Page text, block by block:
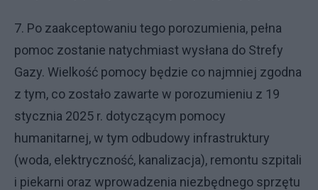
7. Po zaakceptowaniu tego porozumienia, pełna
pomoc zostanie natychmiast wysłana do Strefy
Gazy. Wielkość pomocy będzie co najmniej zgodna
z tym, co zostało zawarte w porozumieniu z 19
stycznia 2025 r. dotyczącym pomocy
humanitarnej, w tym odbudowy infrastruktury
(woda, elektryczność, kanalizacja), remontu szpitali
i piekarni oraz wprowadzenia niezbędnego sprzętu